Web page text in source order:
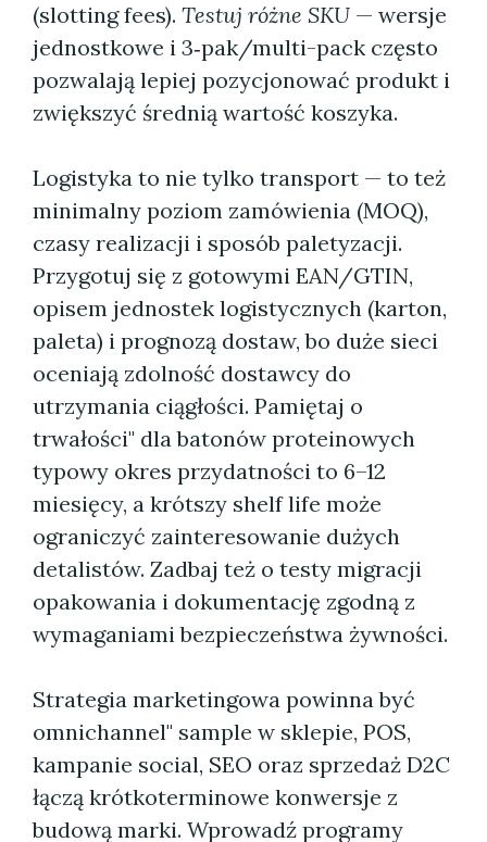
(slotting fees). Testuj różne SKU — wersje
jednostkowe i 3‑pak/multi-pack często
pozwalają lepiej pozycjonować produkt i
zwiększyć średnią wartość koszyka.
Logistyka to nie tylko transport — to też
minimalny poziom zamówienia (MOQ),
czasy realizacji i sposób paletyzacji.
Przygotuj się z gotowymi EAN/GTIN,
opisem jednostek logistycznych (karton,
paleta) i prognozą dostaw, bo duże sieci
oceniają zdolność dostawcy do
utrzymania ciągłości. Pamiętaj o
trwałości" dla batonów proteinowych
typowy okres przydatności to 6–12
miesięcy, a krótszy shelf life może
ograniczyć zainteresowanie dużych
detalistów. Zadbaj też o testy migracji
opakowania i dokumentację zgodną z
wymaganiami bezpieczeństwa żywności.
Strategia marketingowa powinna być
omnichannel" sample w sklepie, POS,
kampanie social, SEO oraz sprzedaż D2C
łączą krótkoterminowe konwersje z
budową marki. Wprowadź programy